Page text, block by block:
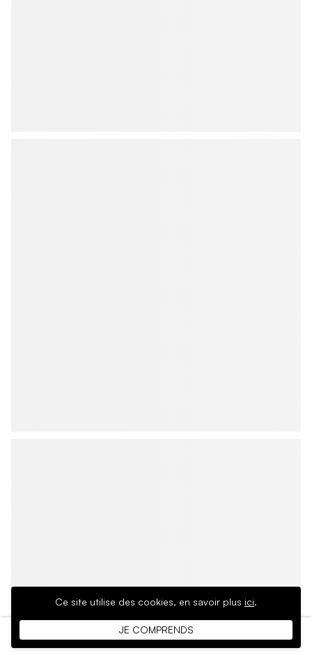
Ce site utilise des cookies, en savoir plus ici.
JE COMPRENDS